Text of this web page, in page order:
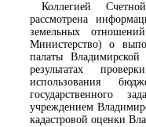
Коллегией
рассмотрена
земельных
Министерство) о
палаты
результатах
использования
государственного
учреждением
кадастровой оценки